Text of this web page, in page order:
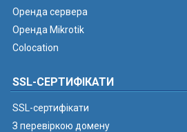
Оренда сервера
Оренда Mikrotik
Colocation
SSL-СЕРТИФІКАТИ
SSL-сертифікати
З перевіркою домену